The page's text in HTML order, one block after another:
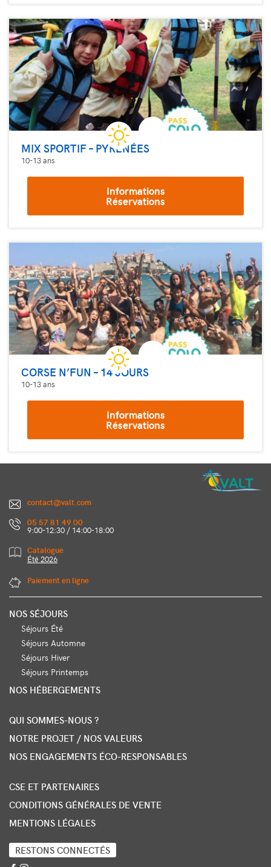
MIX SPORTIF – PYRÉNÉES
10-13 ans
Informations
Réservations
CORSE N’FUN – 14 JOURS
10-13 ans
Informations
Réservations
contact@valt.com
05 57 81 49 00
9:00-12:30 / 14:00-18:00
Catalogue
Été 2026
Paiement en ligne
NOS SÉJOURS
Séjours Été
Séjours Automne
Séjours Hiver
Séjours Printemps
NOS HÉBERGEMENTS
QUI SOMMES-NOUS ?
NOTRE PROJET / NOS VALEURS
NOS ENGAGEMENTS ÉCO-RESPONSABLES
CSE ET PARTENAIRES
CONDITIONS GÉNÉRALES DE VENTE
MENTIONS LÉGALES
RESTONS CONNECTÉS